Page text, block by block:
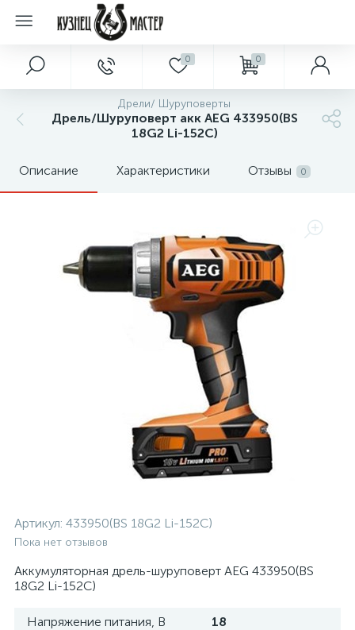
0 0
Дрели/ Шуруповерты
Дрель/Шуруповерт акк AEG 433950(BS
18G2 Li-152C)
Описание Характеристики Отзывы 0
Артикул: 433950(BS 18G2 Li-152C)
Пока нет отзывов
Аккумуляторная дрель-шуруповерт AEG 433950(BS
18G2 Li-152C)
Напряжение питания, В
18